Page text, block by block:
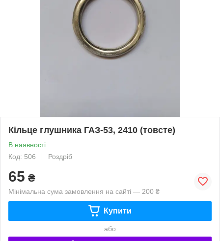
Кільце глушника ГАЗ-53, 2410 (товсте)
В наявності
Код: 506
Роздріб
65 ₴
Мінімальна сума замовлення на сайті — 200 ₴
Купити
або